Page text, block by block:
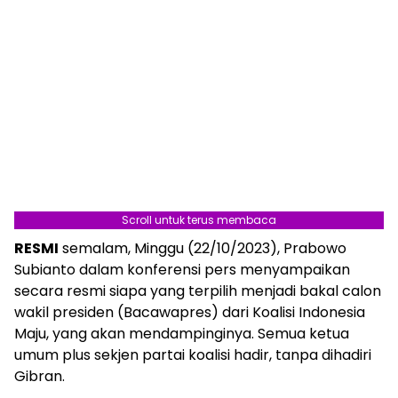
Scroll untuk terus membaca
RESMI semalam, Minggu (22/10/2023), Prabowo
Subianto dalam konferensi pers menyampaikan
secara resmi siapa yang terpilih menjadi bakal calon
wakil presiden (Bacawapres) dari Koalisi Indonesia
Maju, yang akan mendampinginya. Semua ketua
umum plus sekjen partai koalisi hadir, tanpa dihadiri
Gibran.